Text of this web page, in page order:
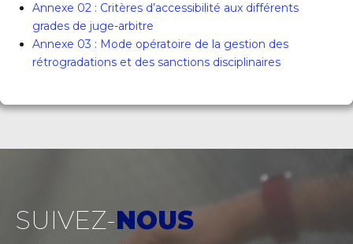
Annexe 02 : Critères d’accessibilité aux différents
grades de juge-arbitre
Annexe 03 : Mode opératoire de la gestion des
rétrogradations et des sanctions disciplinaires
SUIVEZ-NOUS